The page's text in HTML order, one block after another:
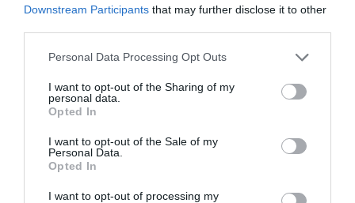
Downstream Participants that may further disclose it to other
Personal Data Processing Opt Outs
I want to opt-out of the Sharing of my
personal data.
Opted In
I want to opt-out of the Sale of my
Personal Data.
Opted In
I want to opt-out of processing my
Κύθνος: Βυθίστηκε κατά το ήμισυ η διάσημη
θαλαμηγός «007»
Το υπερπολυτελές σκάφος που εντυπωσίαζε στο πέρασμά
του παρουσίασε εισροή υδάτων και βυθίστηκε Μια από τις πιο
στυλ που έχει – βρέθηκε σε ημιβυθισμένη κατάσταση